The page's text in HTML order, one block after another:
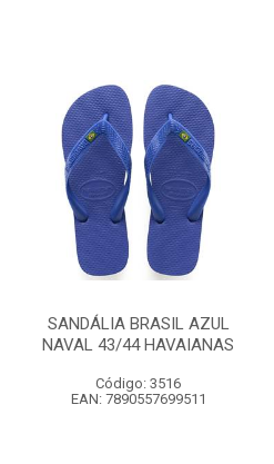
SANDÁLIA BRASIL AZUL
NAVAL 43/44 HAVAIANAS
Código: 3516
EAN: 7890557699511